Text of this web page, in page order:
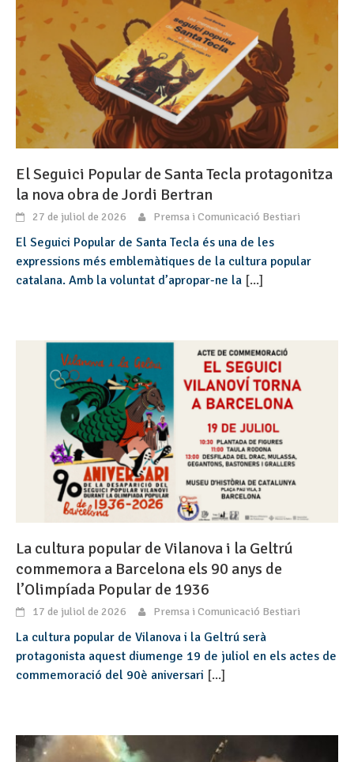
El Seguici Popular de Santa Tecla protagonitza
la nova obra de Jordi Bertran
27 de juliol de 2026 Premsa i Comunicació Bestiari
El Seguici Popular de Santa Tecla és una de les
expressions més emblemàtiques de la cultura popular
catalana. Amb la voluntat d’apropar-ne la [...]
La cultura popular de Vilanova i la Geltrú
commemora a Barcelona els 90 anys de
l’Olimpíada Popular de 1936
17 de juliol de 2026 Premsa i Comunicació Bestiari
La cultura popular de Vilanova i la Geltrú serà
protagonista aquest diumenge 19 de juliol en els actes de
commemoració del 90è aniversari [...]